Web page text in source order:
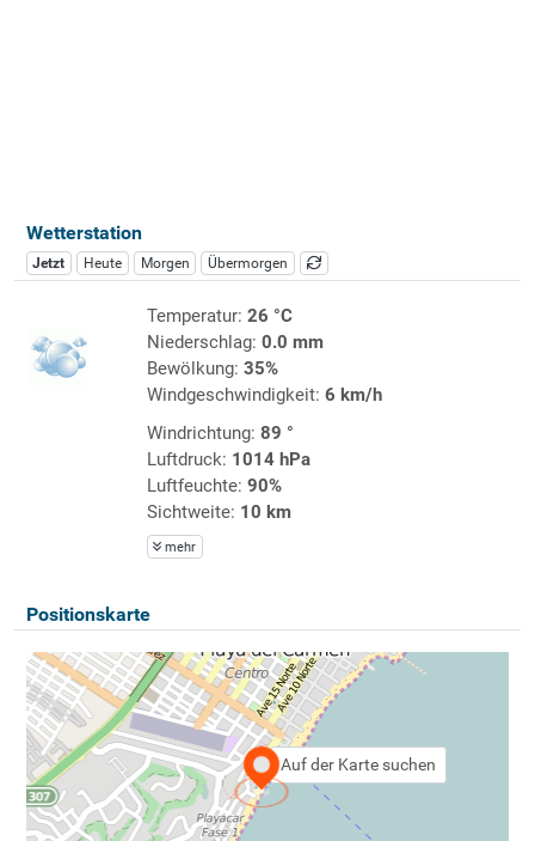
Wetterstation
Jetzt Heute Morgen Übermorgen
Temperatur: 26 °C
Niederschlag: 0.0 mm
Bewölkung: 35%
Windgeschwindigkeit: 6 km/h
Windrichtung: 89 °
Luftdruck: 1014 hPa
Luftfeuchte: 90%
Sichtweite: 10 km
mehr
Positionskarte
Auf der Karte suchen